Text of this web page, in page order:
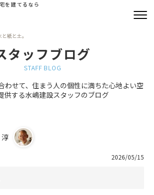
を建てるなら
と紙と土。
タッフブログ
STAFF BLOG
わせて、住まう人の個性に満ちた心地よい空
供する水嶋建設スタッフのブログ
2026/05/15